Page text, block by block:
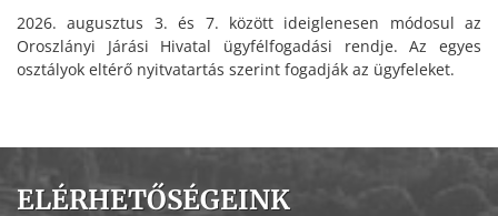
2026. augusztus 3. és 7. között ideiglenesen módosul az
Oroszlányi Járási Hivatal ügyfélfogadási rendje. Az egyes
osztályok eltérő nyitvatartás szerint fogadják az ügyfeleket.
ELÉRHETŐSÉGEINK